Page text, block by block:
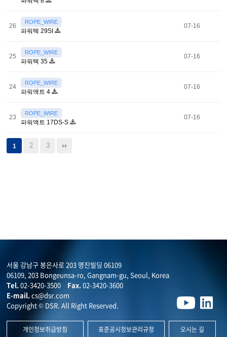
26
ROPE_WIRE
파워텍 29SI
07-16
25
ROPE_WIRE
파워텍 35
07-16
24
ROPE_WIRE
파워액트 4
07-16
23
ROPE_WIRE
파워액트 17DS-S
07-16
1 2 3
서울 강남구 봉은사로 203 명진빌딩 06109
06109, 203 Bongeunsa-ro, Gangnam-gu, Seoul, Korea
Tel.02-3420-3500 Fax.02-3420-3600
E-mail.cs@dsr.com
Copyright © DSR. All Right Reserved.
개인정보취급방침 표준공시정보관리규정 오시는 길